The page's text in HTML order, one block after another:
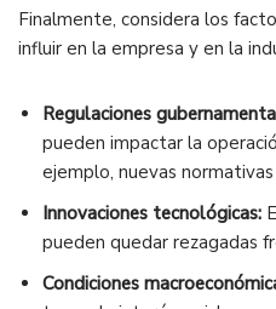
Finalmente, considera los
influir en la empresa y en la
Regulaciones
pueden impactar la
ejemplo, nuevas
Innovaciones tecnológicas:
pueden quedar rezagadas
Condiciones